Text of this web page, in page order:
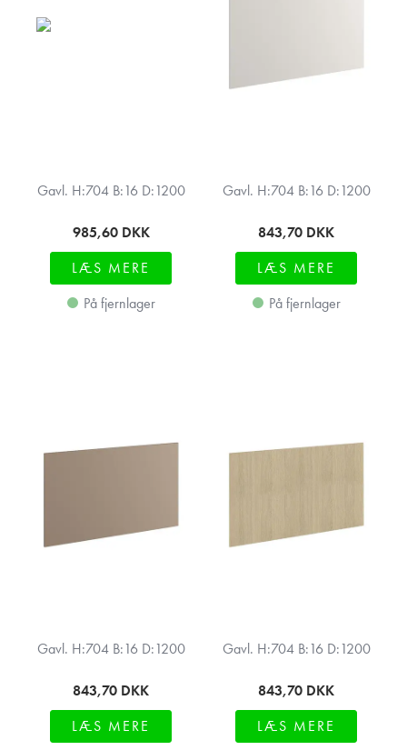
Gavl. H:704 B:16 D:1200
985,60 DKK
LÆS MERE
På fjernlager
Gavl. H:704 B:16 D:1200
843,70 DKK
LÆS MERE
På fjernlager
Gavl. H:704 B:16 D:1200
843,70 DKK
LÆS MERE
Gavl. H:704 B:16 D:1200
843,70 DKK
LÆS MERE